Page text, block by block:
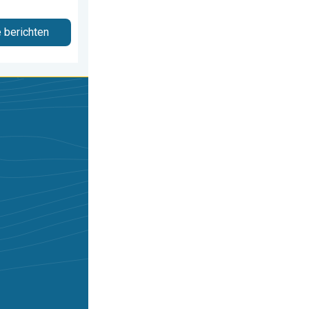
berichten